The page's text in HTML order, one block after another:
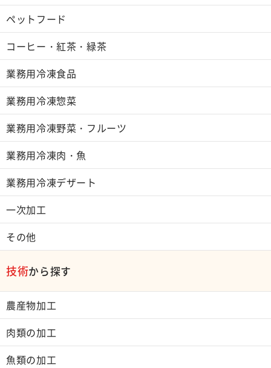
ペットフード
コーヒー・紅茶・緑茶
業務用冷凍食品
業務用冷凍惣菜
業務用冷凍野菜・フルーツ
業務用冷凍肉・魚
業務用冷凍デザート
一次加工
その他
技術から探す
農産物加工
肉類の加工
魚類の加工